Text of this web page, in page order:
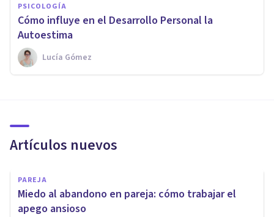
PSICOLOGÍA
Cómo influye en el Desarrollo Personal la
Autoestima
Lucía Gómez
Artículos nuevos
PAREJA
Miedo al abandono en pareja: cómo trabajar el
apego ansioso